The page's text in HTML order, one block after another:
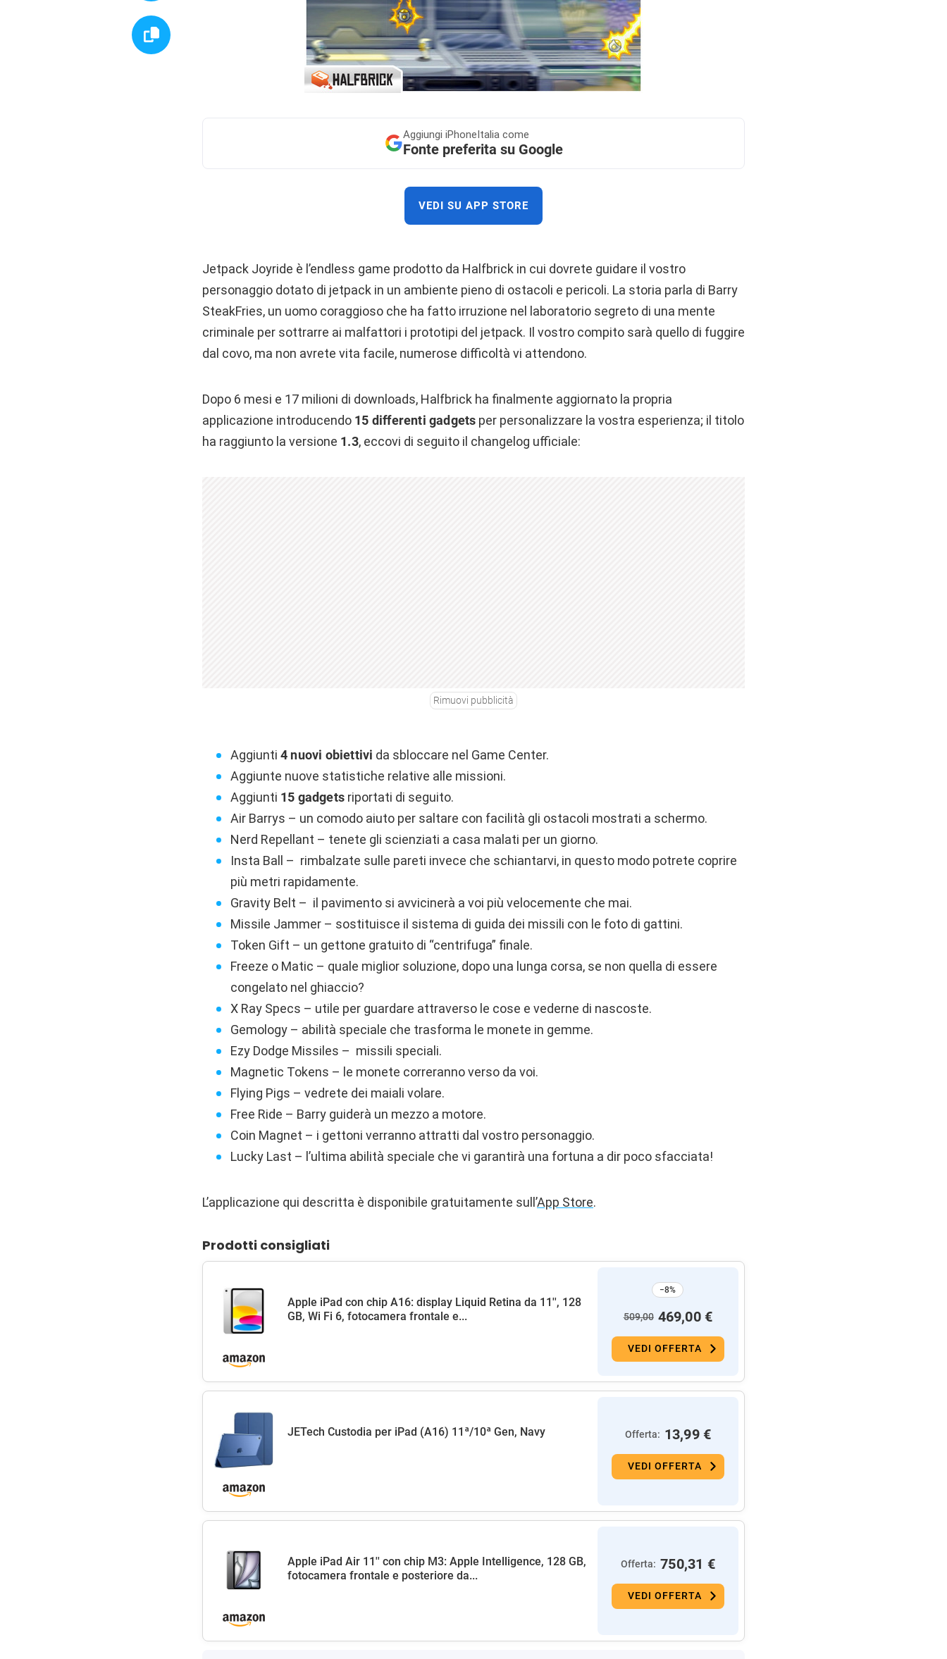
Aggiungi iPhoneItalia come
Fonte preferita su Google
VEDI SU APP STORE
Jetpack Joyride è l’endless game prodotto da Halfbrick in cui dovrete guidare il vostro
personaggio dotato di jetpack in un ambiente pieno di ostacoli e pericoli. La storia parla di Barry
SteakFries, un uomo coraggioso che ha fatto irruzione nel laboratorio segreto di una mente
criminale per sottrarre ai malfattori i prototipi del jetpack. Il vostro compito sarà quello di fuggire
dal covo, ma non avrete vita facile, numerose difficoltà vi attendono.
Dopo 6 mesi e 17 milioni di downloads, Halfbrick ha finalmente aggiornato la propria
applicazione introducendo 15 differenti gadgets per personalizzare la vostra esperienza; il titolo
ha raggiunto la versione 1.3, eccovi di seguito il changelog ufficiale:
Rimuovi pubblicità
Aggiunti 4 nuovi obiettivi da sbloccare nel Game Center.
Aggiunte nuove statistiche relative alle missioni.
Aggiunti 15 gadgets riportati di seguito.
Air Barrys – un comodo aiuto per saltare con facilità gli ostacoli mostrati a schermo.
Nerd Repellant – tenete gli scienziati a casa malati per un giorno.
Insta Ball – rimbalzate sulle pareti invece che schiantarvi, in questo modo potrete coprire
più metri rapidamente.
Gravity Belt – il pavimento si avvicinerà a voi più velocemente che mai.
Missile Jammer – sostituisce il sistema di guida dei missili con le foto di gattini.
Token Gift – un gettone gratuito di “centrifuga” finale.
Freeze o Matic – quale miglior soluzione, dopo una lunga corsa, se non quella di essere
congelato nel ghiaccio?
X Ray Specs – utile per guardare attraverso le cose e vederne di nascoste.
Gemology – abilità speciale che trasforma le monete in gemme.
Ezy Dodge Missiles – missili speciali.
Magnetic Tokens – le monete correranno verso da voi.
Flying Pigs – vedrete dei maiali volare.
Free Ride – Barry guiderà un mezzo a motore.
Coin Magnet – i gettoni verranno attratti dal vostro personaggio.
Lucky Last – l’ultima abilità speciale che vi garantirà una fortuna a dir poco sfacciata!
L’applicazione qui descritta è disponibile gratuitamente sull’App Store.
Prodotti consigliati
Apple iPad con chip A16: display Liquid Retina da 11'', 128
GB, Wi Fi 6, fotocamera frontale e...
−8%
509,00 469,00 €
VEDI OFFERTA
JETech Custodia per iPad (A16) 11ª/10ª Gen, Navy Offerta: 13,99 €
VEDI OFFERTA
Apple iPad Air 11'' con chip M3: Apple Intelligence, 128 GB,
fotocamera frontale e posteriore da...
Offerta: 750,31 €
VEDI OFFERTA